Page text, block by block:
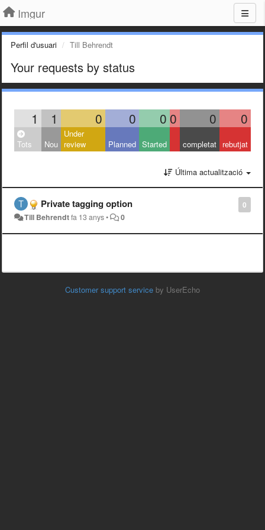
Imgur
Perfil d'usuari Till Behrendt
Your requests by status
1 1 0 0 0 0 0 0
Tots Nou
Under
review
Planned Started completat rebutjat
Última actualització
0
Private tagging option
Till Behrendtfa 13 anys• 0
Customer support service by UserEcho